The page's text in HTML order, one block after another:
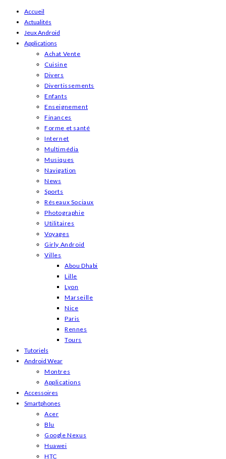
Skip
content
Accueil
Actualités
Jeux Android
Applications
Achat Vente
Cuisine
Divers
Divertissements
Enfants
Enseignement
Finances
Forme et santé
Internet
Multimédia
Musiques
Navigation
News
Sports
Réseaux Sociaux
Photographie
Utilitaires
Voyages
Girly Android
Villes
Abou Dhabi
Lille
Lyon
Marseille
Nice
Paris
Rennes
Tours
Tutoriels
Android Wear
Montres
Applications
Accessoires
Smartphones
Acer
Blu
Google Nexus
Huawei
HTC